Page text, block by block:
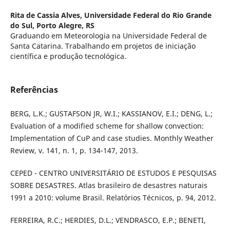
Rita de Cassia Alves, Universidade Federal do Rio Grande
do Sul, Porto Alegre, RS
Graduando em Meteorologia na Universidade Federal de
Santa Catarina. Trabalhando em projetos de iniciação
científica e produção tecnológica.
Referências
BERG, L.K.; GUSTAFSON JR, W.I.; KASSIANOV, E.I.; DENG, L.;
Evaluation of a modified scheme for shallow convection:
Implementation of CuP and case studies. Monthly Weather
Review, v. 141, n. 1, p. 134-147, 2013.
CEPED - CENTRO UNIVERSITÁRIO DE ESTUDOS E PESQUISAS
SOBRE DESASTRES. Atlas brasileiro de desastres naturais
1991 a 2010: volume Brasil. Relatórios Técnicos, p. 94, 2012.
FERREIRA, R.C.; HERDIES, D.L.; VENDRASCO, E.P.; BENETI,